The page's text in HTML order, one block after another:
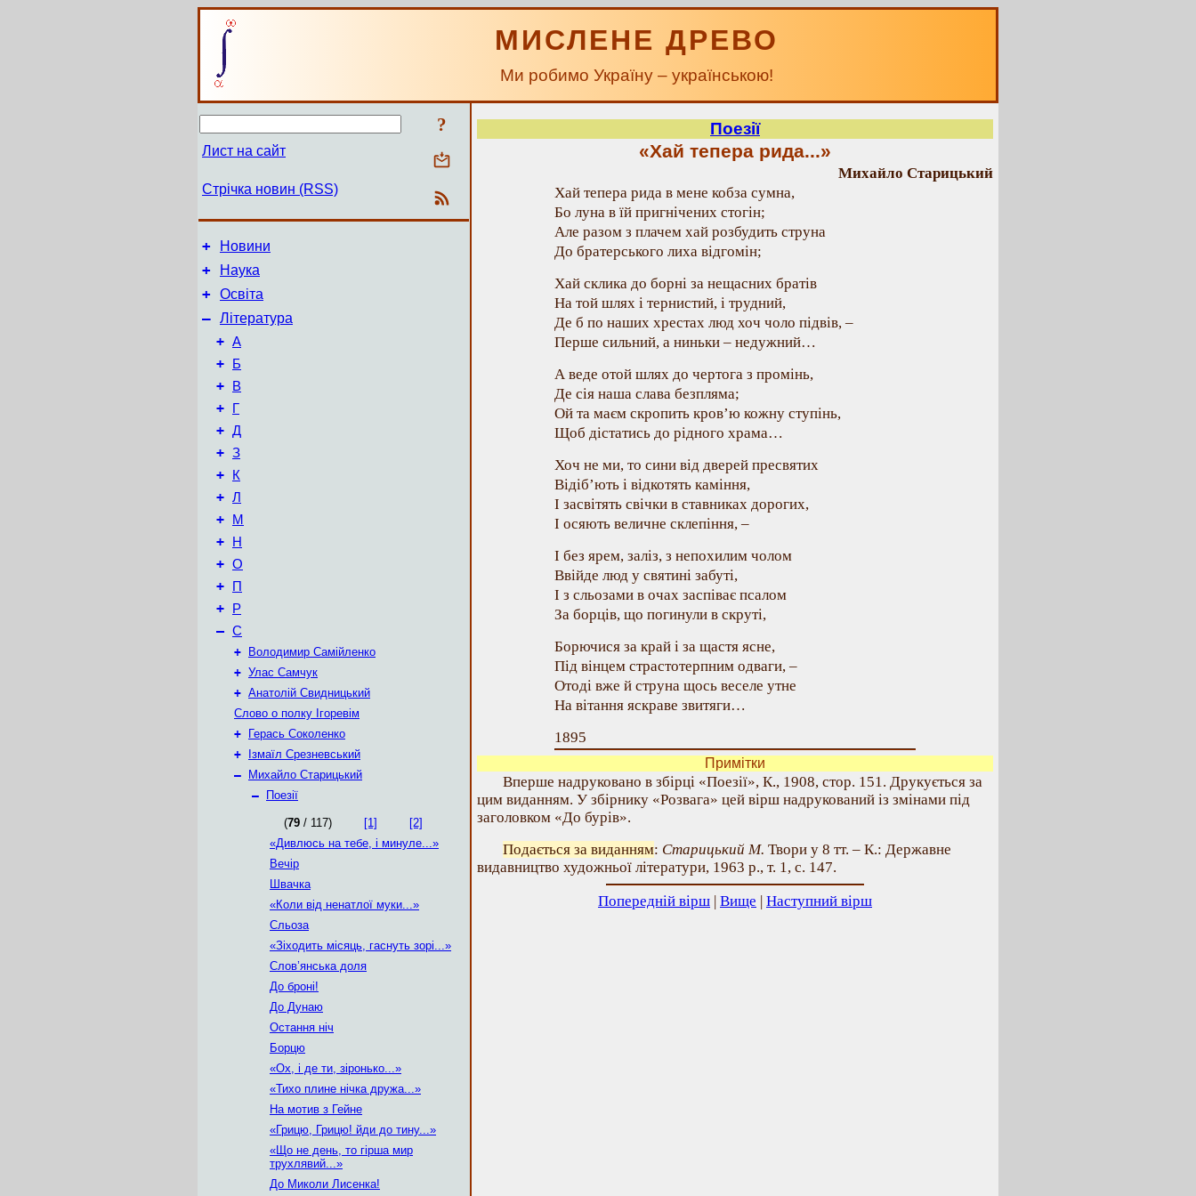
МИСЛЕНЕ ДРЕВО
Ми робимо Україну – українською!
?
Лист на сайт
Стрічка новин (RSS)
+ Новини
+ Наука
+ Освіта
– Література
+ А
+ Б
+ В
+ Г
+ Д
+ З
+ К
+ Л
+ М
+ Н
+ О
+ П
+ Р
– С
+
Володимир Самійленко
+ Улас Самчук
+ Анатолій Свидницький
Слово о полку Ігоревім
+
Герась Соколенко
+
Ізмаїл Срезневський
–
Михайло Старицький
–
Поезії
(79 / 117) [1]
[2]
«Дивлюсь на тебе, і минуле...»
Вечір
Швачка
«Коли від ненатлої муки...»
Сльоза
«Зіходить місяць, гаснуть зорі...»
Слов’янська доля
До броні!
До Дунаю
Остання ніч
Борцю
«Ох, і де ти, зіронько...»
«Тихо плине нічка дружа...»
На мотив з Гейне
«Грицю, Грицю! йди до тину...»
«Що не день, то гірша мир
трухлявий...»
До Миколи Лисенка!
Поезії
«Хай тепера рида...»
Михайло Старицький
Хай тепера рида в мене кобза сумна,
Бо луна в їй пригнічених стогін;
Але разом з плачем хай розбудить струна
До братерського лиха відгомін;
Хай склика до борні за нещасних братів
На той шлях і тернистий, і трудний,
Де б по наших хрестах люд хоч чоло підвів, –
Перше сильний, а ниньки – недужний…
А веде отой шлях до чертога з промінь,
Де сія наша слава безпляма;
Ой та маєм скропить кров’ю кожну ступінь,
Щоб дістатись до рідного храма…
Хоч не ми, то сини від дверей пресвятих
Відіб’ють і відкотять каміння,
І засвітять свічки в ставниках дорогих,
І осяють величне склепіння, –
І без ярем, заліз, з непохилим чолом
Ввійде люд у святині забуті,
І з сльозами в очах заспіває псалом
За борців, що погинули в скруті,
Борючися за край і за щастя ясне,
Під вінцем страстотерпним одваги, –
Отоді вже й струна щось веселе утне
На вітання яскраве звитяги…
1895
Примітки
Вперше надруковано в збірці «Поезії», К., 1908, стор. 151. Друкується за
цим виданням. У збірнику «Розвага» цей вірш надрукований із змінами під
заголовком «До бурів».
Подається за виданням: Старицький М. Твори у 8 тт. – К.: Державне
видавництво художньої літератури, 1963 р., т. 1, с. 147.
Попередній вірш | Вище | Наступний вірш